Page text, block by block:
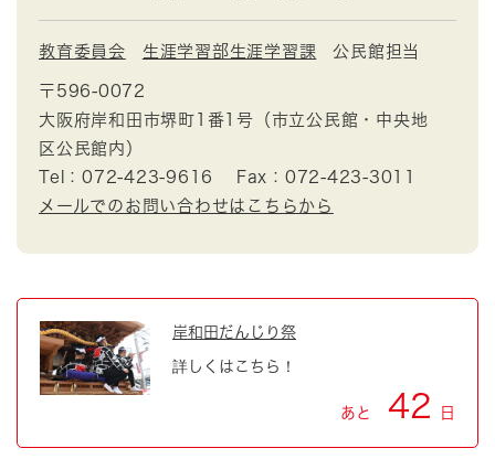
教育委員会 生涯学習部生涯学習課 公民館担当
〒596-0072
大阪府岸和田市堺町1番1号（市立公民館・中央地
区公民館内）
Tel：072-423-9616
Fax：072-423-3011
メールでのお問い合わせはこちらから
岸和田だんじり祭
詳しくはこちら！
あと 42 日